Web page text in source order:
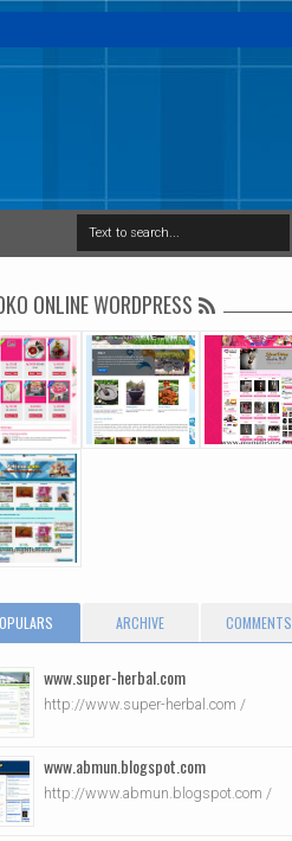
ONLINE WORDPRESS
ARCHIVE COMMENTS
www.super-herbal.com
http://www.super-herbal.com /
www.abmun.blogspot.com
http://www.abmun.blogspot.com /